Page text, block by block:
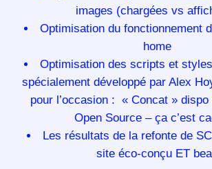
images (chargées vs
Optimisation du fonctionnement
home
Optimisation des scripts et
spécialement développé par Alex
pour l’occasion : « Concat » dispo
Open Source – ça c’est
Les résultats de la refonte de
site éco-conçu ET